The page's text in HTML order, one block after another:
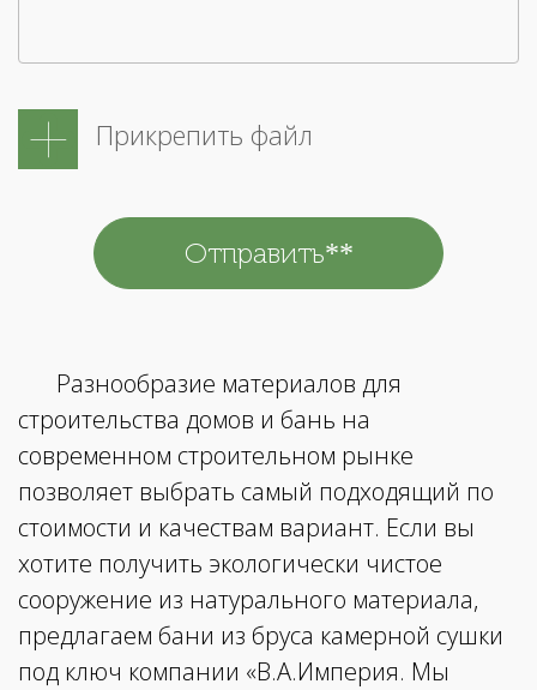
Прикрепить файл
Разнообразие материалов для
строительства домов и бань на
современном строительном рынке
позволяет выбрать самый подходящий по
стоимости и качествам вариант. Если вы
хотите получить экологически чистое
сооружение из натурального материала,
предлагаем бани из бруса камерной сушки
под ключ компании «В.А.Империя. Мы